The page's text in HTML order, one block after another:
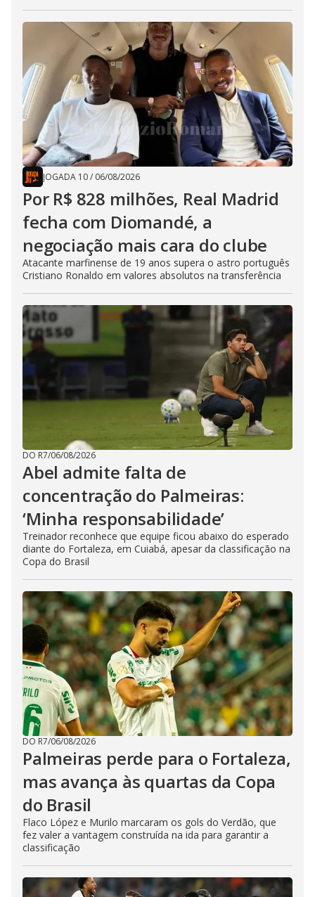
JOGADA 10/ 06/08/2026
Por R$ 828 milhões, Real Madrid
fecha com Diomandé, a
negociação mais cara do clube
Atacante marfinense de 19 anos supera o astro português
Cristiano Ronaldo em valores absolutos na transferência
DO R7/06/08/2026
Abel admite falta de
concentração do Palmeiras:
‘Minha responsabilidade’
Treinador reconhece que equipe ficou abaixo do esperado
diante do Fortaleza, em Cuiabá, apesar da classificação na
Copa do Brasil
DO R7/06/08/2026
Palmeiras perde para o Fortaleza,
mas avança às quartas da Copa
do Brasil
Flaco López e Murilo marcaram os gols do Verdão, que
fez valer a vantagem construída na ida para garantir a
classificação